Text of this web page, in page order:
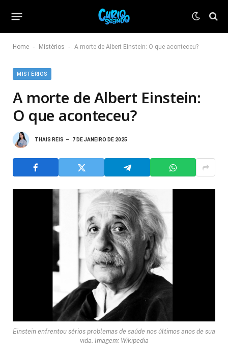
Home - Mistérios - A morte de Albert Einstein: O que aconteceu?
MISTÉRIOS
A morte de Albert Einstein:
O que aconteceu?
THAIS REIS 7 DE JANEIRO DE 2025
Einstein enfrentou sérios problemas de saúde nos últimos anos de sua
vida. Imagem: Wikipedia